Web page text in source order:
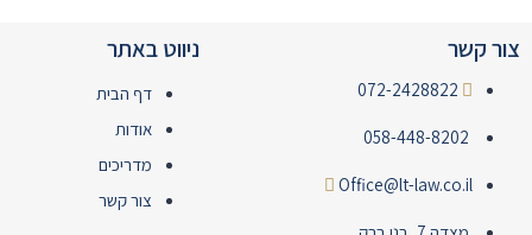
צור קשר
072-2428822
058-448-8202
Office@lt-law.co.il
ניווט באתר
דף הבית
אודות
מדריכים
צור קשר